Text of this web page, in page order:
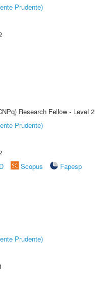
Prudente)
Research Fellow - Level 2
Prudente)
Scopus
Fapesp
Prudente)